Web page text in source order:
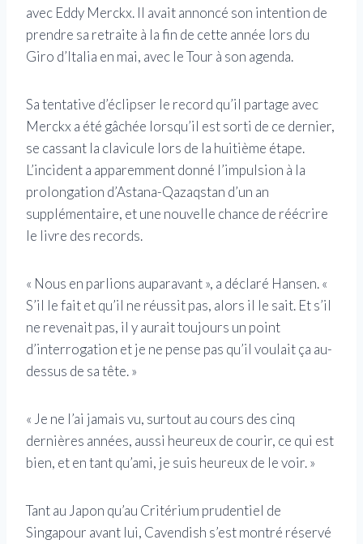
avec Eddy Merckx. Il avait annoncé son intention de
prendre sa retraite à la fin de cette année lors du
Giro d’Italia en mai, avec le Tour à son agenda.
Sa tentative d’éclipser le record qu’il partage avec
Merckx a été gâchée lorsqu’il est sorti de ce dernier,
se cassant la clavicule lors de la huitième étape.
L’incident a apparemment donné l’impulsion à la
prolongation d’Astana-Qazaqstan d’un an
supplémentaire, et une nouvelle chance de réécrire
le livre des records.
« Nous en parlions auparavant », a déclaré Hansen. «
S’il le fait et qu’il ne réussit pas, alors il le sait. Et s’il
ne revenait pas, il y aurait toujours un point
d’interrogation et je ne pense pas qu’il voulait ça au-
dessus de sa tête. »
« Je ne l’ai jamais vu, surtout au cours des cinq
dernières années, aussi heureux de courir, ce qui est
bien, et en tant qu’ami, je suis heureux de le voir. »
Tant au Japon qu’au Critérium prudentiel de
Singapour avant lui, Cavendish s’est montré réservé